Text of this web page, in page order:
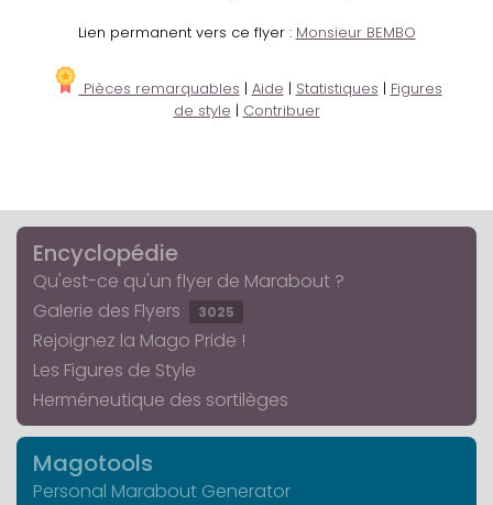
Lien permanent vers ce flyer : Monsieur BEMBO
Pièces remarquables | Aide | Statistiques | Figures
de style | Contribuer
Encyclopédie
Qu'est-ce qu'un flyer de Marabout ?
Galerie des Flyers
3025
Rejoignez la Mago Pride !
Les Figures de Style
Herméneutique des sortilèges
Magotools
Personal Marabout Generator